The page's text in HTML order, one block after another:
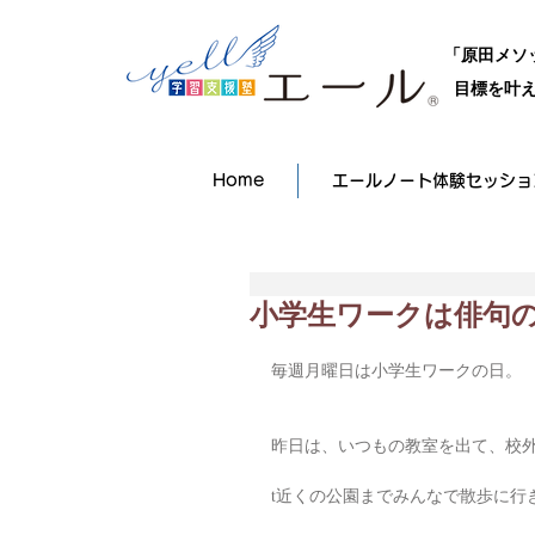
「原田メ
目標を叶
Home エールノート体験セッシ
小学生ワークは俳句
毎週月曜日は小学生ワークの日。
昨日は、いつもの教室を出て、校
t近くの公園までみんなで散歩に